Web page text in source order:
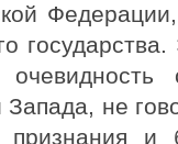
не
признания и